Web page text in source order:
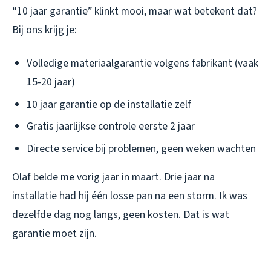
“10 jaar garantie” klinkt mooi, maar wat betekent dat?
Bij ons krijg je:
Volledige materiaalgarantie volgens fabrikant (vaak
15-20 jaar)
10 jaar garantie op de installatie zelf
Gratis jaarlijkse controle eerste 2 jaar
Directe service bij problemen, geen weken wachten
Olaf belde me vorig jaar in maart. Drie jaar na
installatie had hij één losse pan na een storm. Ik was
dezelfde dag nog langs, geen kosten. Dat is wat
garantie moet zijn.